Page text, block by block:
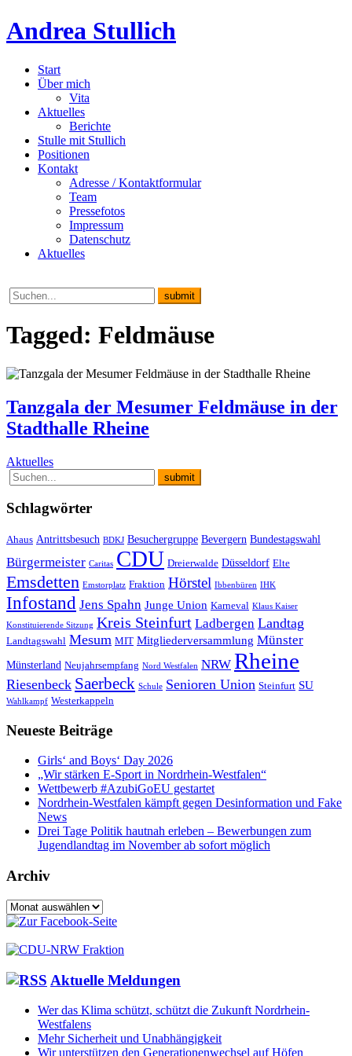
Andrea Stullich
Start
Über mich
Vita
Aktuelles
Berichte
Stulle mit Stullich
Positionen
Kontakt
Adresse / Kontaktformular
Team
Pressefotos
Impressum
Datenschutz
Aktuelles
Tagged: Feldmäuse
Tanzgala der Mesumer Feldmäuse in der
Stadthalle Rheine
Aktuelles
Schlagwörter
Ahaus Antrittsbesuch BDKJ Besuchergruppe Bevergern Bundestagswahl
Bürgermeister Caritas CDU Dreierwalde Düsseldorf Elte
Emsdetten Emstorplatz Fraktion Hörstel Ibbenbüren IHK
Infostand Jens Spahn Junge Union Karneval Klaus Kaiser
Konstituierende Sitzung Kreis Steinfurt Ladbergen Landtag
Landtagswahl Mesum MIT Mitgliederversammlung Münster
Münsterland Neujahrsempfang Nord Westfalen NRW Rheine
Riesenbeck Saerbeck Schule Senioren Union Steinfurt SU
Wahlkampf Westerkappeln
Neueste Beiträge
Girls‘ and Boys‘ Day 2026
„Wir stärken E-Sport in Nordrhein-Westfalen“
Wettbewerb #AzubiGoEU gestartet
Nordrhein-Westfalen kämpft gegen Desinformation und Fake
News
Drei Tage Politik hautnah erleben – Bewerbungen zum
Jugendlandtag im November ab sofort möglich
Archiv
Archiv
Aktuelle Meldungen
Wer das Klima schützt, schützt die Zukunft Nordrhein-
Westfalens
Mehr Sicherheit und Unabhängigkeit
Wir unterstützen den Generationenwechsel auf Höfen